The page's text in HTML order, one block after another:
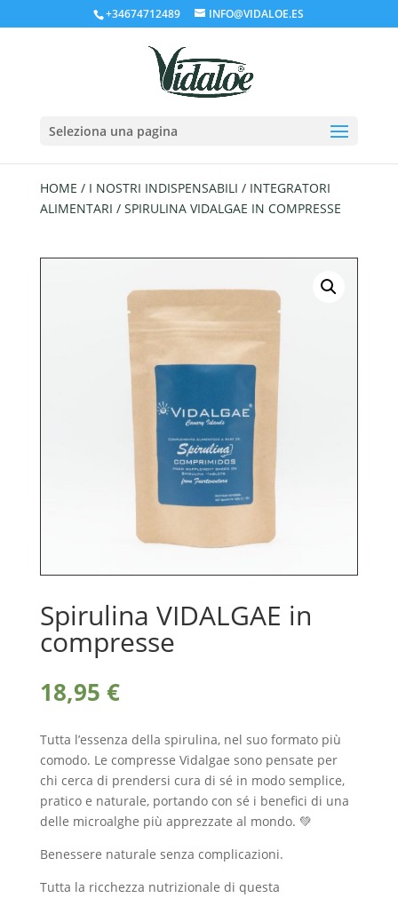
+34674712489 INFO@VIDALOE.ES
Seleziona una pagina
HOME / I NOSTRI INDISPENSABILI / INTEGRATORI
ALIMENTARI / SPIRULINA VIDALGAE IN COMPRESSE
Spirulina VIDALGAE in
compresse
18,95 €
Tutta l’essenza della spirulina, nel suo formato più
comodo. Le compresse Vidalgae sono pensate per
chi cerca di prendersi cura di sé in modo semplice,
pratico e naturale, portando con sé i benefici di una
delle microalghe più apprezzate al mondo. 💚
Benessere naturale senza complicazioni.
Tutta la ricchezza nutrizionale di questa